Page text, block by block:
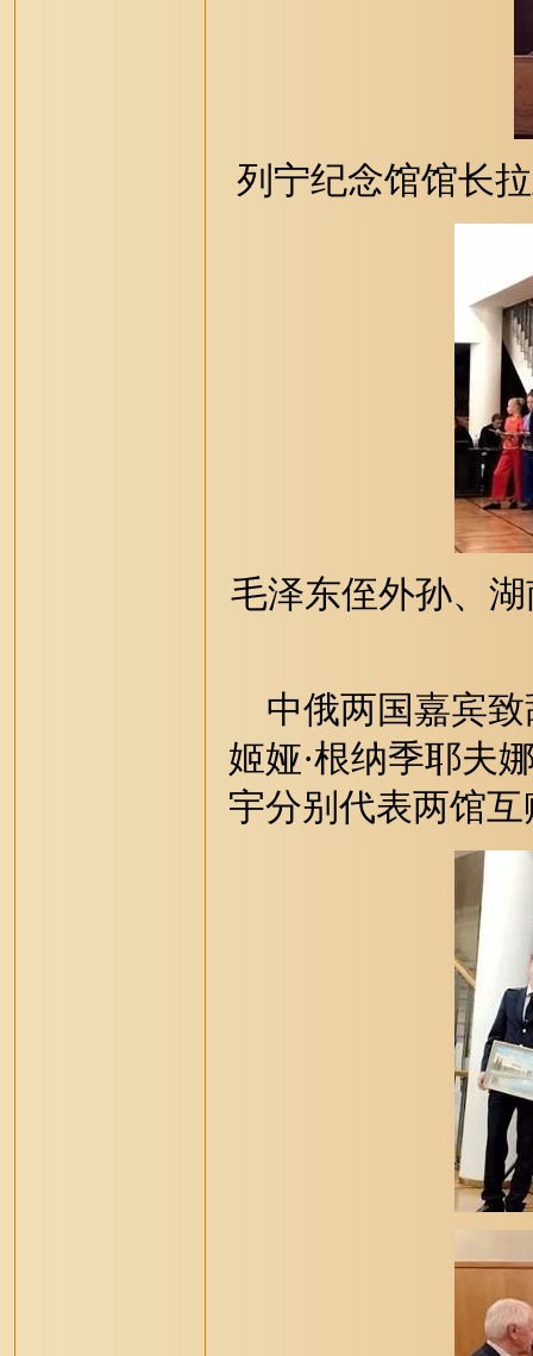
列宁纪念馆馆长
毛泽东侄外孙、
中俄两国嘉宾致
姬娅·根纳季耶夫
宇分别代表两馆